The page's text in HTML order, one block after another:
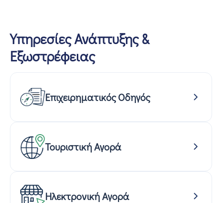
Υπηρεσίες Ανάπτυξης &
Εξωστρέφειας
Επιχειρηματικός Οδηγός
Τουριστική Αγορά
Ηλεκτρονική Αγορά